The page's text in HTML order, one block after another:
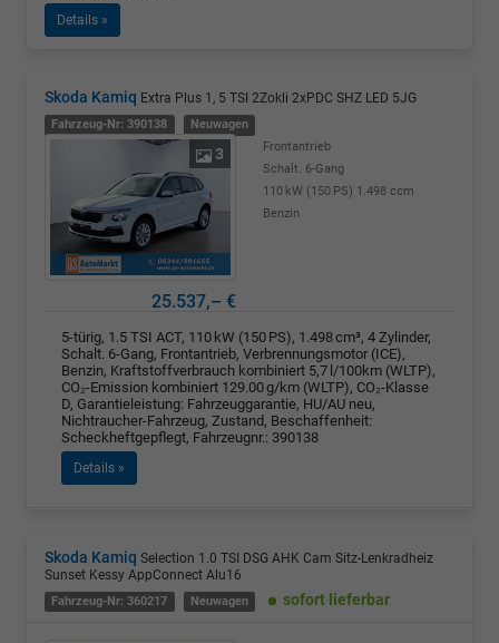
Details »
Skoda Kamiq Extra Plus 1, 5 TSI 2Zokli 2xPDC SHZ LED 5JG
Fahrzeug-Nr: 390138 Neuwagen
3
Frontantrieb
Schalt. 6-Gang
110 kW (150 PS) 1.498 ccm
Benzin
25.537,– €
5-türig, 1.5 TSI ACT, 110 kW (150 PS), 1.498 cm³, 4 Zylinder,
Schalt. 6-Gang, Frontantrieb, Verbrennungsmotor (ICE),
Benzin, Kraftstoffverbrauch kombiniert 5,7 l/100km (WLTP),
CO₂-Emission kombiniert 129.00 g/km (WLTP), CO₂-Klasse
D, Garantieleistung: Fahrzeuggarantie, HU/AU neu,
Nichtraucher-Fahrzeug, Zustand, Beschaffenheit:
Scheckheftgepflegt, Fahrzeugnr.: 390138
Details »
Skoda Kamiq Selection 1.0 TSI DSG AHK Cam Sitz-Lenkradheiz
Sunset Kessy AppConnect Alu16
Fahrzeug-Nr: 360217 Neuwagen sofort lieferbar